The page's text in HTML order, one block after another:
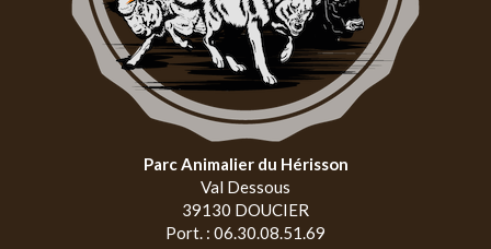
Parc Animalier du Hérisson
Val Dessous
39130 DOUCIER
Port. : 06.30.08.51.69